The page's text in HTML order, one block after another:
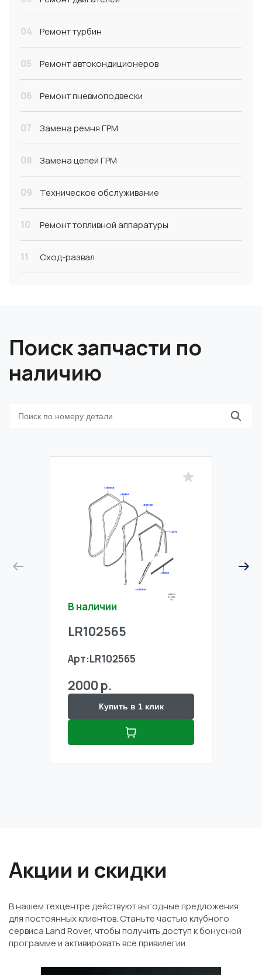
04 Ремонт турбин
05 Ремонт автокондиционеров
06 Ремонт пневмоподвески
07 Замена ремня ГРМ
08 Замена цепей ГРМ
09 Техническое обслуживание
10 Ремонт топливной аппаратуры
11 Сход-развал
Поиск запчасти по
наличию
В наличии
LR102565
Арт:LR102565
2000 р.
Купить в 1 клик
Акции и скидки
В нашем техцентре действуют выгодные предложения
для постоянных клиентов. Станьте частью клубного
сервиса Land Rover, чтобы получить доступ к бонусной
программе и активировать все привилегии.